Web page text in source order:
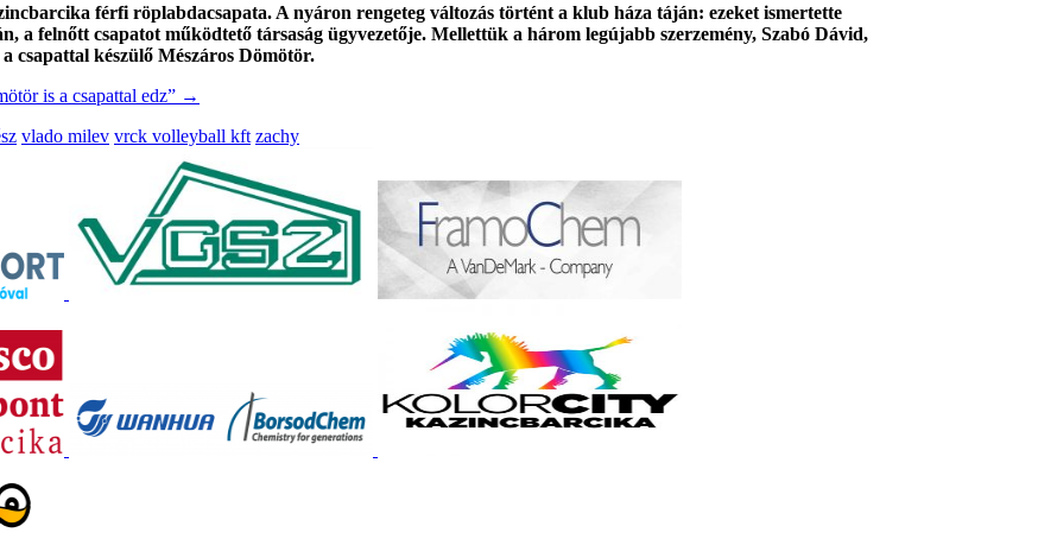
férfi röplabdacsapata. A nyáron rengeteg változás történt a klub háza táján: ezeket ismertette
felnőtt csapatot működtető társaság ügyvezetője. Mellettük a három legújabb szerzemény, Szabó Dávid,
csapattal készülő Mészáros Dömötör.
is a csapattal edz” →
vlado milev vrck volleyball kft zachy